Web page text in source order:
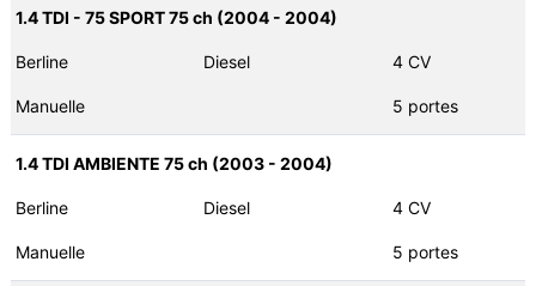
1.4 TDI - 75 SPORT 75 ch (2004 - 2004)
Berline Diesel 4 CV
Manuelle 5 portes
1.4 TDI AMBIENTE 75 ch (2003 - 2004)
Berline Diesel 4 CV
Manuelle 5 portes